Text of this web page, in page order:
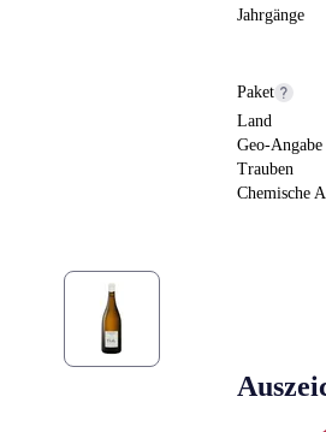
Jahrgänge
Paket
Land
Geo-Angabe
Trauben
Chemische